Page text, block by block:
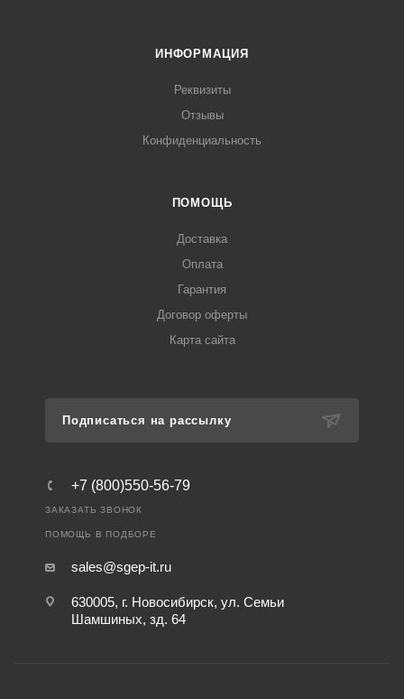
ИНФОРМАЦИЯ
Реквизиты
Отзывы
Конфиденциальность
ПОМОЩЬ
Доставка
Оплата
Гарантия
Договор оферты
Карта сайта
Подписаться на рассылку
+7 (800)550-56-79
ЗАКАЗАТЬ ЗВОНОК
ПОМОЩЬ В ПОДБОРЕ
sales@sgep-it.ru
630005, г. Новосибирск, ул. Семьи
Шамшиных, зд. 64